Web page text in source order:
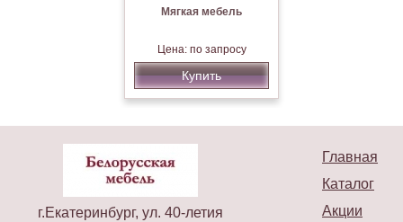
Мягкая мебель
Цена: по запросу
Купить
Главная
Каталог
Акции
г.Екатеринбург, ул. 40-летия